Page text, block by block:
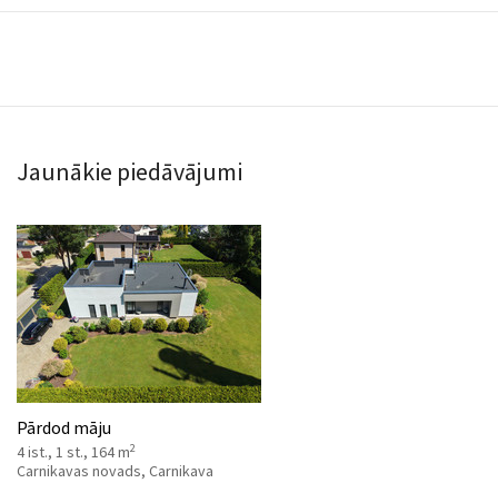
Jaunākie piedāvājumi
Pārdod māju
4 ist., 1 st., 164 m2
Carnikavas novads, Carnikava